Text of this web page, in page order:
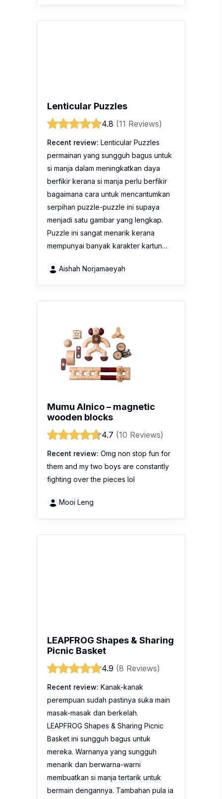
Lenticular Puzzles
4.8 (11 Reviews)
Recent review: Lenticular Puzzles
permainan yang sungguh bagus untuk
si manja dalam meningkatkan daya
berfikir kerana si manja perlu berfikir
bagaimana cara untuk mencantumkan
serpihan puzzle-puzzle ini supaya
menjadi satu gambar yang lengkap.
Puzzle ini sangat menarik kerana
mempunyai banyak karakter kartun…
Aishah Norjamaeyah
Mumu Alnico – magnetic
wooden blocks
4.7 (10 Reviews)
Recent review: Omg non stop fun for
them and my two boys are constantly
fighting over the pieces lol
Mooi Leng
LEAPFROG Shapes & Sharing
Picnic Basket
4.9 (8 Reviews)
Recent review: Kanak-kanak
perempuan sudah pastinya suka main
masak-masak dan berkelah.
LEAPFROG Shapes & Sharing Picnic
Basket ini sungguh bagus untuk
mereka. Warnanya yang sungguh
menarik dan berwarna-warni
membuatkan si manja tertarik untuk
bermain dengannya. Tambahan pula ia